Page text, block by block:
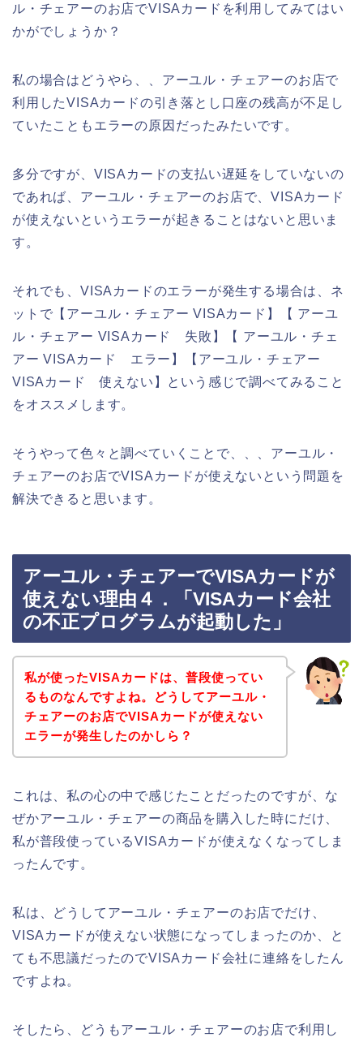
ル・チェアーのお店でVISAカードを利用してみてはい
かがでしょうか？
私の場合はどうやら、、アーユル・チェアーのお店で
利用したVISAカードの引き落とし口座の残高が不足し
ていたこともエラーの原因だったみたいです。
多分ですが、VISAカードの支払い遅延をしていないの
であれば、アーユル・チェアーのお店で、VISAカード
が使えないというエラーが起きることはないと思いま
す。
それでも、VISAカードのエラーが発生する場合は、ネ
ットで【アーユル・チェアー VISAカード】【 アーユ
ル・チェアー VISAカード 失敗】【 アーユル・チェ
アー VISAカード エラー】【アーユル・チェアー
VISAカード 使えない】という感じで調べてみること
をオススメします。
そうやって色々と調べていくことで、、、アーユル・
チェアーのお店でVISAカードが使えないという問題を
解決できると思います。
アーユル・チェアーでVISAカードが
使えない理由４．「VISAカード会社
の不正プログラムが起動した」
私が使ったVISAカードは、普段使ってい
るものなんですよね。どうしてアーユル・
チェアーのお店でVISAカードが使えない
エラーが発生したのかしら？
これは、私の心の中で感じたことだったのですが、な
ぜかアーユル・チェアーの商品を購入した時にだけ、
私が普段使っているVISAカードが使えなくなってしま
ったんです。
私は、どうしてアーユル・チェアーのお店でだけ、
VISAカードが使えない状態になってしまったのか、と
ても不思議だったのでVISAカード会社に連絡をしたん
ですよね。
そしたら、どうもアーユル・チェアーのお店で利用し